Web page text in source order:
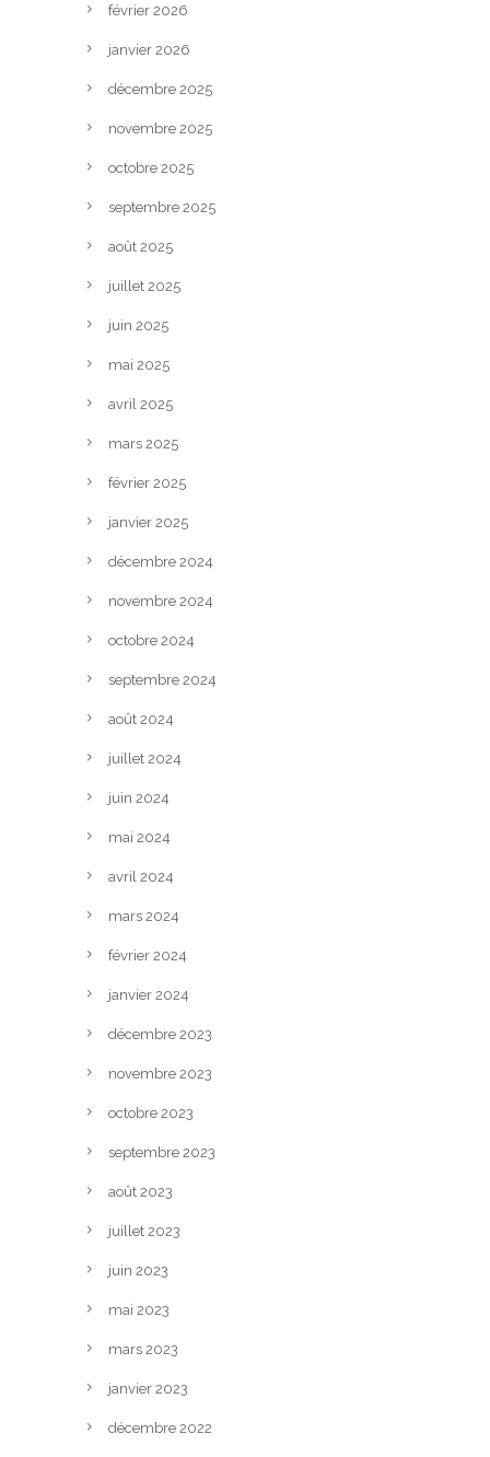
février 2026
janvier 2026
décembre 2025
novembre 2025
octobre 2025
septembre 2025
août 2025
juillet 2025
juin 2025
mai 2025
avril 2025
mars 2025
février 2025
janvier 2025
décembre 2024
novembre 2024
octobre 2024
septembre 2024
août 2024
juillet 2024
juin 2024
mai 2024
avril 2024
mars 2024
février 2024
janvier 2024
décembre 2023
novembre 2023
octobre 2023
septembre 2023
août 2023
juillet 2023
juin 2023
mai 2023
mars 2023
janvier 2023
décembre 2022